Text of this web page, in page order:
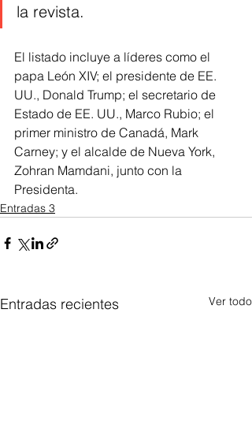
la revista.
El listado incluye a líderes como el
papa León XIV; el presidente de EE.
UU., Donald Trump; el secretario de
Estado de EE. UU., Marco Rubio; el
primer ministro de Canadá, Mark
Carney; y el alcalde de Nueva York,
Zohran Mamdani, junto con la
Presidenta.
Entradas 3
Entradas recientes Ver todo